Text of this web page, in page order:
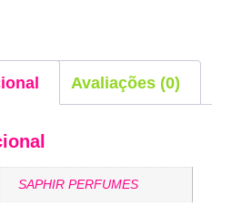
Avaliações (0)
SAPHIR PERFUMES